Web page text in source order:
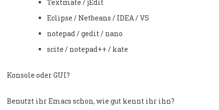
Textmate / jEdit
Eclipse / Netbeans / IDEA / VS
notepad / gedit / nano
scite / notepad++ / kate
Konsole oder GUI?
Benutzt ihr Emacs schon, wie gut kennt ihr ihn?